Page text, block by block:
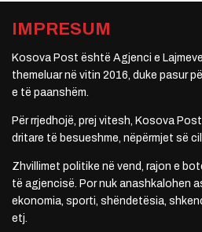
IMPRESUM
Kosova Post është Agjenci e
themeluar në vitin 2016, duke pasur
e të paanshëm.
Për rrjedhojë, prej vitesh, Kosova
dritare të besueshme, nëpërmjet së
Zhvillimet politike në vend, rajon e
të agjencisë. Por nuk anashkalohen
ekonomia, sporti, shëndetësia,
etj.